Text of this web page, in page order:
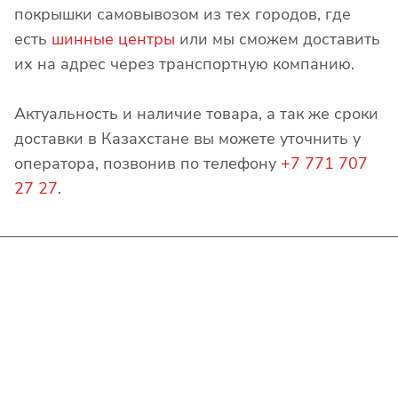
покрышки самовывозом из тех городов, где
есть шинные центры или мы сможем доставить
их на адрес через транспортную компанию.
Актуальность и наличие товара, а так же сроки
доставки в Казахстане вы можете уточнить у
оператора, позвонив по телефону +7 771 707
27 27.